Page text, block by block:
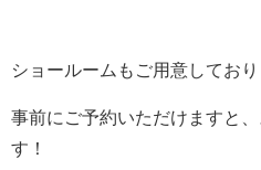
ショールームもご用意してお
事前にご予約いただけますと
す！